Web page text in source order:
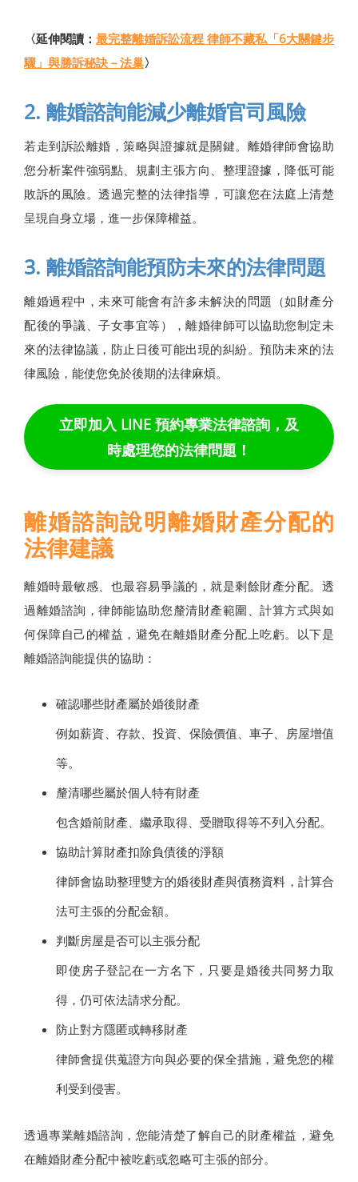
〈延伸閱讀： 最完整離婚訴訟流程 律師不藏私「6大關鍵步
驟」與勝訴秘訣－法巢〉
2. 離婚諮詢能減少離婚官司風險
若走到訴訟離婚，策略與證據就是關鍵。離婚律師會協助
您分析案件強弱點、規劃主張方向、整理證據，降低可能
敗訴的風險。透過完整的法律指導，可讓您在法庭上清楚
呈現自身立場，進一步保障權益。
3. 離婚諮詢能預防未來的法律問題
離婚過程中，未來可能會有許多未解決的問題（如財產分
配後的爭議、子女事宜等），離婚律師可以協助您制定未
來的法律協議，防止日後可能出現的糾紛。預防未來的法
律風險，能使您免於後期的法律麻煩。
立即加入 LINE 預約專業法律諮詢，及
時處理您的法律問題！
離婚諮詢說明離婚財產分配的
法律建議
離婚時最敏感、也最容易爭議的，就是剩餘財產分配。透
過離婚諮詢，律師能協助您釐清財產範圍、計算方式與如
何保障自己的權益，避免在離婚財產分配上吃虧。以下是
離婚諮詢能提供的協助：
確認哪些財產屬於婚後財產
例如薪資、存款、投資、保險價值、車子、房屋增值
等。
釐清哪些屬於個人特有財產
包含婚前財產、繼承取得、受贈取得等不列入分配。
協助計算財產扣除負債後的淨額
律師會協助整理雙方的婚後財產與債務資料，計算合
法可主張的分配金額。
判斷房屋是否可以主張分配
即使房子登記在一方名下，只要是婚後共同努力取
得，仍可依法請求分配。
防止對方隱匿或轉移財產
律師會提供蒐證方向與必要的保全措施，避免您的權
利受到侵害。
透過專業離婚諮詢，您能清楚了解自己的財產權益，避免
在離婚財產分配中被吃虧或忽略可主張的部分。